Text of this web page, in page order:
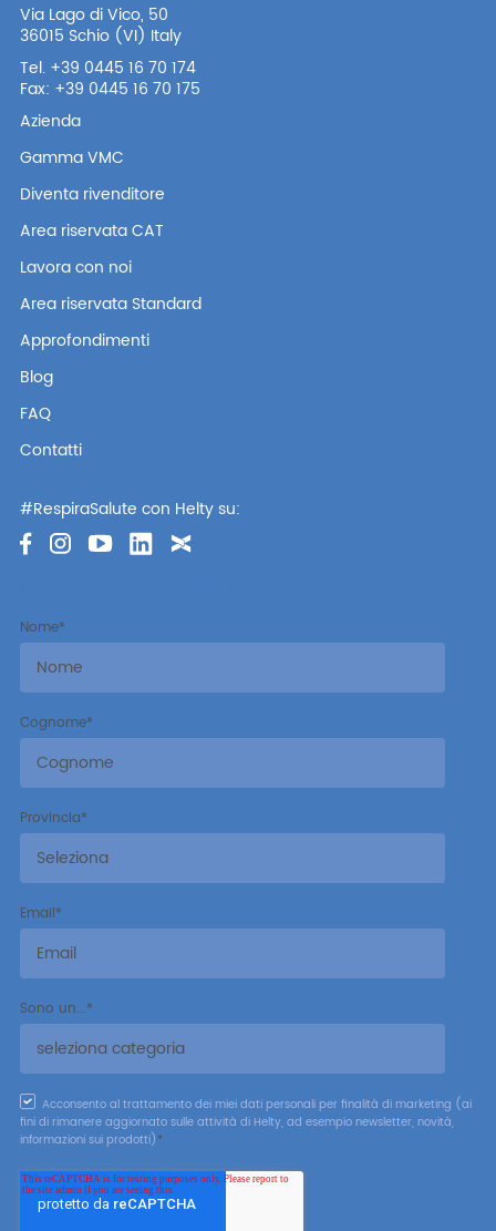
Via Lago di Vico, 50
36015 Schio (VI) Italy
Tel. +39 0445 16 70 174
Fax: +39 0445 16 70 175
Azienda
Gamma VMC
Diventa rivenditore
Area riservata CAT
Lavora con noi
Area riservata Standard
Approfondimenti
Blog
FAQ
Contatti
#RespiraSalute con Helty su:
Nome*
Cognome*
Provincia*
Email*
Sono un...*
Acconsento al trattamento dei miei dati personali per finalità di marketing (ai
fini di rimanere aggiornato sulle attività di Helty, ad esempio newsletter, novità,
informazioni sui prodotti)*